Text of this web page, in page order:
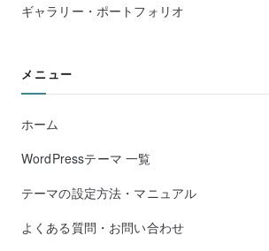
ギャラリー・ポートフォリオ
メニュー
ホーム
WordPressテーマ 一覧
テーマの設定方法・マニュアル
よくある質問・お問い合わせ